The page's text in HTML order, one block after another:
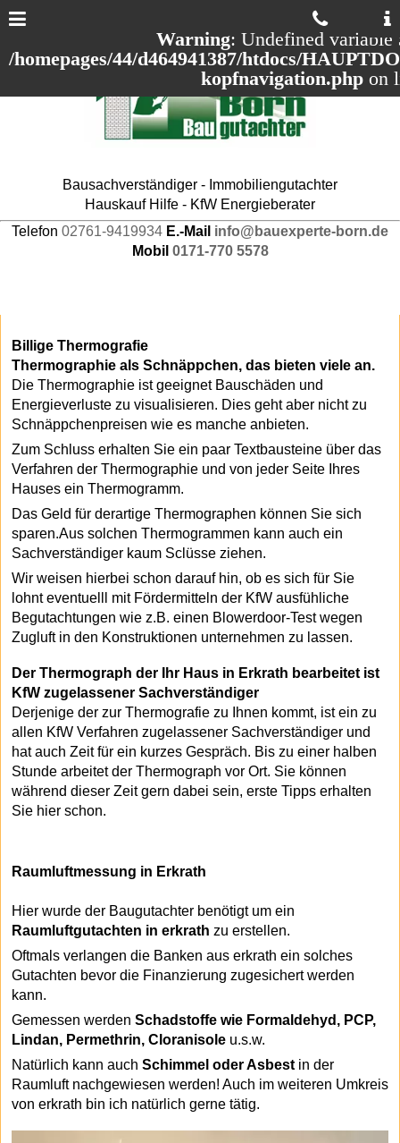
Warning: Undefined variable
/homepages/44/d464941387/htdocs/
kopfnavigation.php on
Bausachverständiger - Immobiliengutachter
Hauskauf Hilfe - KfW Energieberater
Telefon 02761-9419934 E.-Mail info@bauexperte-born.de
Mobil 0171-770 5578
Billige Thermografie
Thermographie als Schnäppchen, das bieten viele an.
Die Thermographie ist geeignet Bauschäden und
Energieverluste zu visualisieren. Dies geht aber nicht zu
Schnäppchenpreisen wie es manche anbieten.
Zum Schluss erhalten Sie ein paar Textbausteine über das
Verfahren der Thermographie und von jeder Seite Ihres
Hauses ein Thermogramm.
Das Geld für derartige Thermographen können Sie sich
sparen.Aus solchen Thermogrammen kann auch ein
Sachverständiger kaum Sclüsse ziehen.
Wir weisen hierbei schon darauf hin, ob es sich für Sie
lohnt eventuelll mit Fördermitteln der KfW ausfühliche
Begutachtungen wie z.B. einen Blowerdoor-Test wegen
Zugluft in den Konstruktionen unternehmen zu lassen.
Der Thermograph der Ihr Haus in Erkrath bearbeitet ist
KfW zugelassener Sachverständiger
Derjenige der zur Thermografie zu Ihnen kommt, ist ein zu
allen KfW Verfahren zugelassener Sachverständiger und
hat auch Zeit für ein kurzes Gespräch. Bis zu einer halben
Stunde arbeitet der Thermograph vor Ort. Sie können
während dieser Zeit gern dabei sein, erste Tipps erhalten
Sie hier schon.
Raumluftmessung in Erkrath
Hier wurde der Baugutachter benötigt um ein
Raumluftgutachten in erkrath zu erstellen.
Oftmals verlangen die Banken aus erkrath ein solches
Gutachten bevor die Finanzierung zugesichert werden
kann.
Gemessen werden Schadstoffe wie Formaldehyd, PCP,
Lindan, Permethrin, Cloranisole u.s.w.
Natürlich kann auch Schimmel oder Asbest in der
Raumluft nachgewiesen werden! Auch im weiteren Umkreis
von erkrath bin ich natürlich gerne tätig.